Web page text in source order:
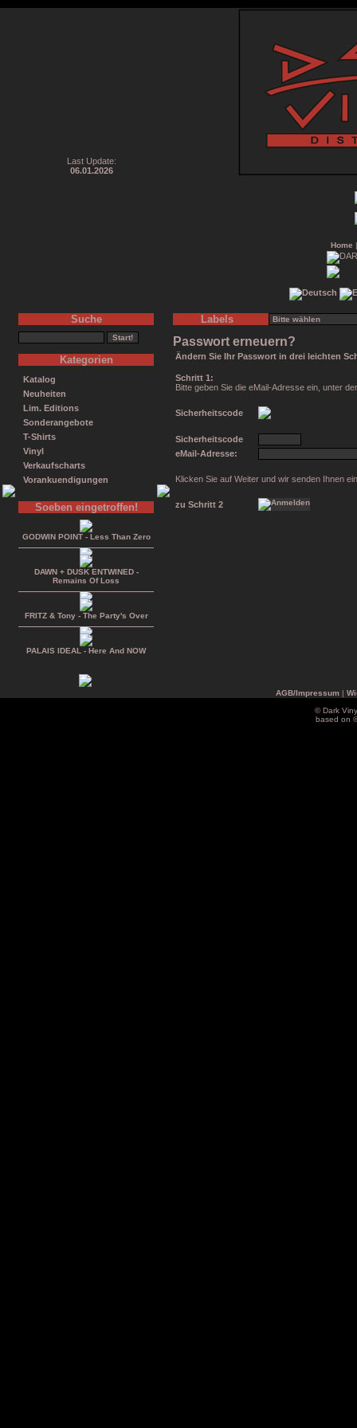
Last Update:
06.01.2026
Home
Suche
Kategorien
Katalog
Neuheiten
Lim. Editions
Sonderangebote
T-Shirts
Vinyl
Verkaufscharts
Vorankuendigungen
Soeben eingetroffen!
GODWIN POINT - Less Than Zero
DAWN + DUSK ENTWINED -
Remains Of Loss
FRITZ & Tony - The Party's Over
PALAIS IDEAL - Here And NOW
Labels
Passwort erneuern?
Ändern Sie Ihr Passwort in drei leichten
Schritt 1:
Bitte geben Sie die eMail-Adresse ein, unter
Sicherheitscode
Sicherheitscode
eMail-Adresse:
Klicken Sie auf Weiter und wir senden Ihnen
zu Schritt 2
AGB/Impressum|
© Dark
based on